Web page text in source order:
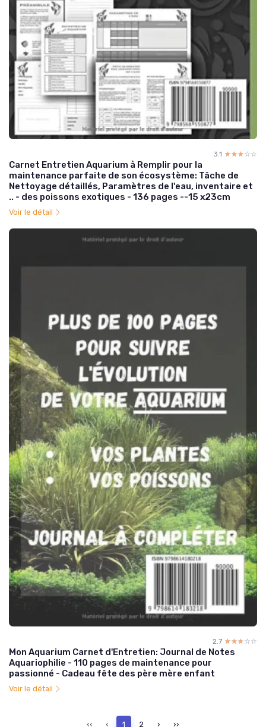
3.1 ☆☆☆☆☆
★★★★★
Carnet Entretien Aquarium à Remplir pour la
maintenance parfaite de son écosystème: Tâche de
Nettoyage détaillés, Paramètres de l'eau, inventaire et
.. - des poissons exotiques - 136 pages --15 x23cm
Voir le détail
2.7 ☆☆☆☆☆
★★★★★
Mon Aquarium Carnet d'Entretien: Journal de Notes
Aquariophilie - 110 pages de maintenance pour
passionné - Cadeau fête des père mère enfant
Voir le détail
‹‹ ‹ 1 2 › ››